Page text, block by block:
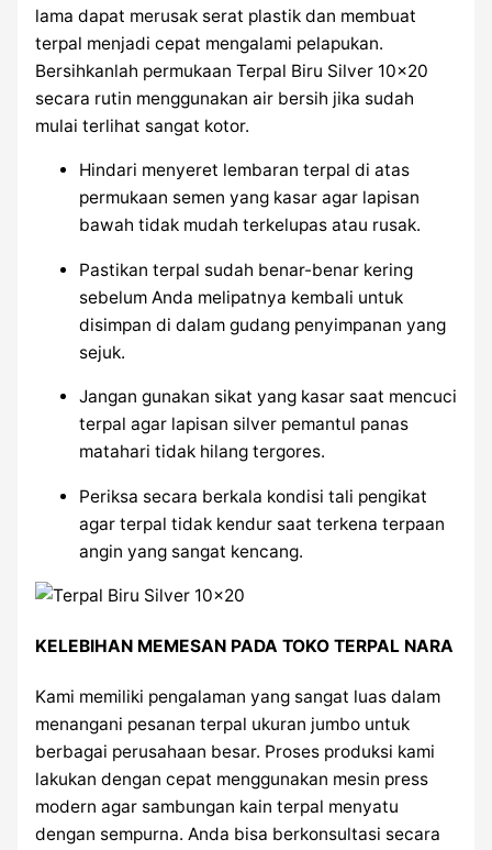
lama dapat merusak serat plastik dan membuat
terpal menjadi cepat mengalami pelapukan.
Bersihkanlah permukaan Terpal Biru Silver 10×20
secara rutin menggunakan air bersih jika sudah
mulai terlihat sangat kotor.
Hindari menyeret lembaran terpal di atas
permukaan semen yang kasar agar lapisan
bawah tidak mudah terkelupas atau rusak.
Pastikan terpal sudah benar-benar kering
sebelum Anda melipatnya kembali untuk
disimpan di dalam gudang penyimpanan yang
sejuk.
Jangan gunakan sikat yang kasar saat mencuci
terpal agar lapisan silver pemantul panas
matahari tidak hilang tergores.
Periksa secara berkala kondisi tali pengikat
agar terpal tidak kendur saat terkena terpaan
angin yang sangat kencang.
KELEBIHAN MEMESAN PADA TOKO TERPAL NARA
Kami memiliki pengalaman yang sangat luas dalam
menangani pesanan terpal ukuran jumbo untuk
berbagai perusahaan besar. Proses produksi kami
lakukan dengan cepat menggunakan mesin press
modern agar sambungan kain terpal menyatu
dengan sempurna. Anda bisa berkonsultasi secara